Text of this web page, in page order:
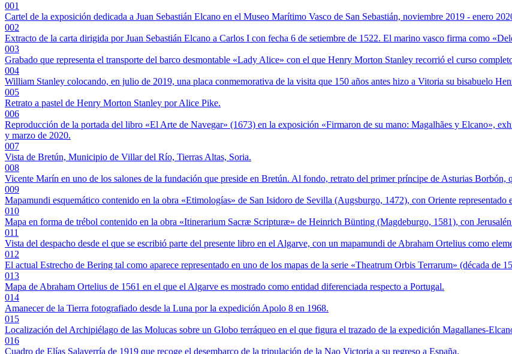
001
Cartel de la exposición dedicada a Juan Sebastián Elcano en el Museo Marítimo Vasco de San Sebastián, noviembre 2019 - enero
002
Extracto de la carta dirigida por Juan Sebastián Elcano a Carlos I con fecha 6 de setiembre de 1522. El marino vasco firma como
003
Grabado que representa el transporte del barco desmontable «Lady Alice» con el que Henry Morton Stanley recorrió el curso
004
William Stanley colocando, en julio de 2019, una placa conmemorativa de la visita que 150 años antes hizo a Vitoria su bisabuelo
005
Retrato a pastel de Henry Morton Stanley por Alice Pike.
006
Reproducción de la portada del libro «El Arte de Navegar» (1673) en la exposición «Firmaron de su mano: Magalhães y Elcano»,
y marzo de 2020.
007
Vista de Bretún, Municipio de Villar del Río, Tierras Altas, Soria.
008
Vicente Marín en uno de los salones de la fundación que preside en Bretún. Al fondo, retrato del primer príncipe de Asturias Borbón,
009
Mapamundi esquemático contenido en la obra «Etimologías» de San Isidoro de Sevilla (Augsburgo, 1472), con Oriente representado
010
Mapa en forma de trébol contenido en la obra «Itinerarium Sacræ Scripturæ» de Heinrich Bünting (Magdeburgo, 1581), con
011
Vista del despacho desde el que se escribió parte del presente libro en el Algarve, con un mapamundi de Abraham Ortelius como
012
El actual Estrecho de Bering tal como aparece representado en uno de los mapas de la serie «Theatrum Orbis Terrarum» (década de
013
Mapa de Abraham Ortelius de 1561 en el que el Algarve es mostrado como entidad diferenciada respecto a Portugal.
014
Amanecer de la Tierra fotografiado desde la Luna por la expedición Apolo 8 en 1968.
015
Localización del Archipiélago de las Molucas sobre un Globo terráqueo en el que figura el trazado de la expedición Magallanes-
016
Cuadro de Elías Salaverría de 1919 que recoge el desembarco de la tripulación de la Nao Victoria a su regreso a España.